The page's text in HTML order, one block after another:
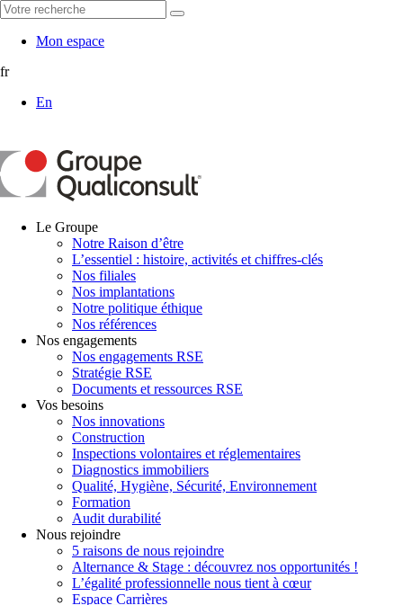
Mon espace
fr
En
Le Groupe
Notre Raison d’être
L’essentiel : histoire, activités et chiffres-clés
Nos filiales
Nos implantations
Notre politique éthique
Nos références
Nos engagements
Nos engagements RSE
Stratégie RSE
Documents et ressources RSE
Vos besoins
Nos innovations
Construction
Inspections volontaires et réglementaires
Diagnostics immobiliers
Qualité, Hygiène, Sécurité, Environnement
Formation
Audit durabilité
Nous rejoindre
5 raisons de nous rejoindre
Alternance & Stage : découvrez nos opportunités !
L’égalité professionnelle nous tient à cœur
Espace Carrières